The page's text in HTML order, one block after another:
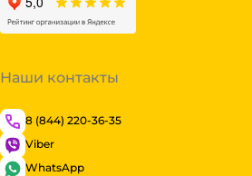
Наши контакты
8 (844) 220-36-35
Viber
WhatsApp